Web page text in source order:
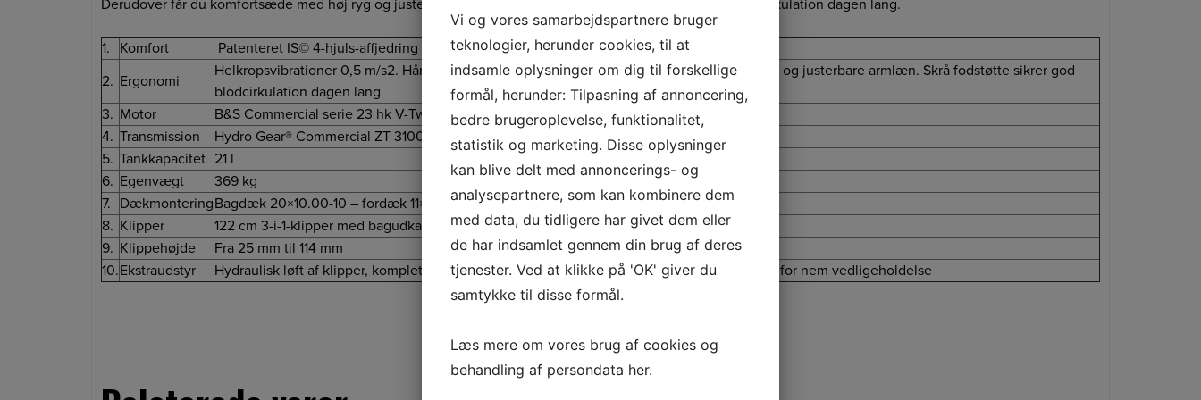
Derudover får du komfortsæde med høj ryg og justerbare armlæn samt skrå fodstøtte, som sikrer god blodcirkulation dagen lang.
1. Komfort
Patenteret IS© 4-hjuls-affjedring
2. Ergonomi
Helkropsvibrationer 0,5 m/s2. Hånd- og armvibrationer 2,5 m/s2. Komfortsæde med høj ryg og justerbare armlæn. Skrå fodstøtte sikrer god
blodcirkulation dagen lang
3. Motor
B&S Commercial serie 23 hk V-Twin, benzinmotor med cyklonluftfilter
4. Transmission
Hydro Gear® Commercial ZT 3100
5. Tankkapacitet 21 l
6. Egenvægt
369 kg
7. DækmonteringBagdæk 20×10.00-10 – fordæk 11×4.00-5
8. Klipper
122 cm 3-i-1-klipper med bagudkast, mulching og sideudkast
9. Klippehøjde
Fra 25 mm til 114 mm
10.Ekstraudstyr Hydraulisk løft af klipper, komplet lyskit, vogntræk, komfortsæde med høj ryg og støtteben for nem vedligeholdelse
Vi og vores samarbejdspartnere bruger
teknologier, herunder cookies, til at
indsamle oplysninger om dig til forskellige
formål, herunder: Tilpasning af annoncering,
bedre brugeroplevelse, funktionalitet,
statistik og marketing. Disse oplysninger
kan blive delt med annoncerings- og
analysepartnere, som kan kombinere dem
med data, du tidligere har givet dem eller
de har indsamlet gennem din brug af deres
tjenester. Ved at klikke på 'OK' giver du
samtykke til disse formål.
Læs mere om vores brug af cookies og
behandling af persondata her.